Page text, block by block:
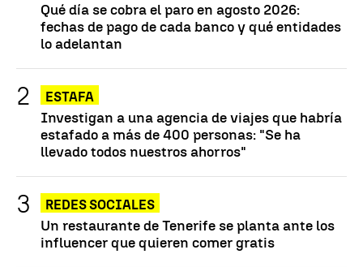
Qué día se cobra el paro en agosto 2026:
fechas de pago de cada banco y qué entidades
lo adelantan
ESTAFA
Investigan a una agencia de viajes que habría
estafado a más de 400 personas: "Se ha
llevado todos nuestros ahorros"
REDES SOCIALES
Un restaurante de Tenerife se planta ante los
influencer que quieren comer gratis